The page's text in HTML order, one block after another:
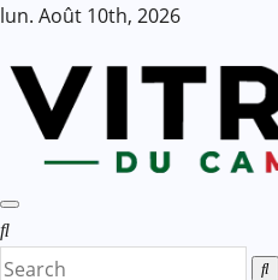
Skip
content
lun. Août 10th, 2026